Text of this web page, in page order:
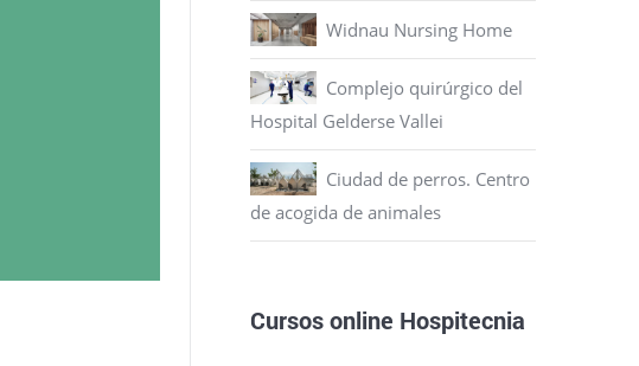
Widnau Nursing Home
Complejo quirúrgico del
Hospital Gelderse Vallei
Ciudad de perros. Centro
de acogida de animales
Cursos online Hospitecnia